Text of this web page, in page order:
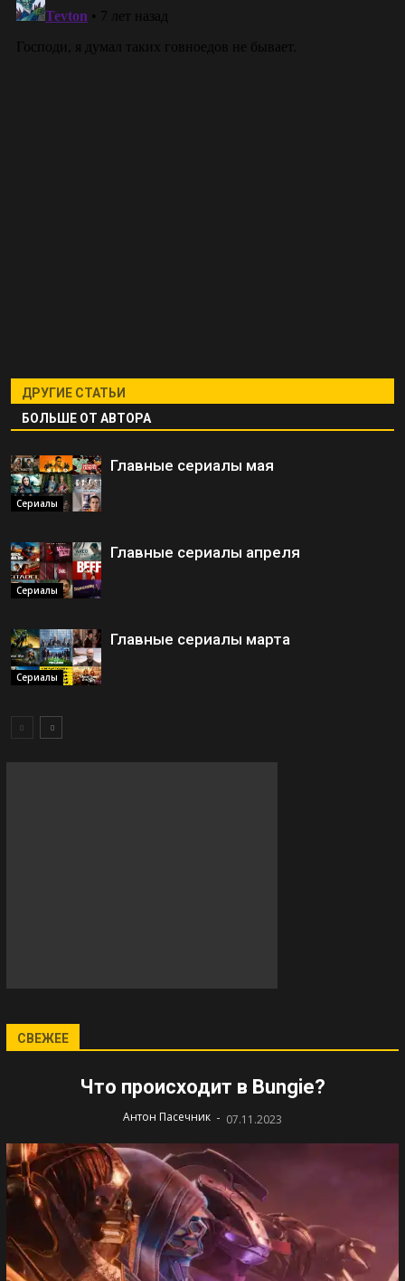
ДРУГИЕ СТАТЬИ
БОЛЬШЕ ОТ АВТОРА
Сериалы
Главные сериалы мая
Сериалы
Главные сериалы апреля
Сериалы
Главные сериалы марта
СВЕЖЕЕ
Что происходит в Bungie?
Антон Пасечник - 07.11.2023